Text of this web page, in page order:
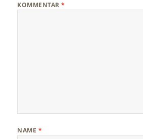
KOMMENTAR*
NAME *